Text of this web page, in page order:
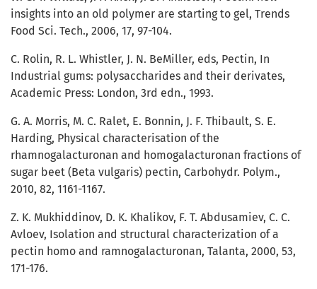
insights into an old polymer are starting to gel, Trends
Food Sci. Tech., 2006, 17, 97-104.
C. Rolin, R. L. Whistler, J. N. BeMiller, eds, Pectin, In
Industrial gums: polysaccharides and their derivates,
Academic Press: London, 3rd edn., 1993.
G. A. Morris, M. C. Ralet, E. Bonnin, J. F. Thibault, S. E.
Harding, Physical characterisation of the
rhamnogalacturonan and homogalacturonan fractions of
sugar beet (Beta vulgaris) pectin, Carbohydr. Polym.,
2010, 82, 1161-1167.
Z. K. Mukhiddinov, D. K. Khalikov, F. T. Abdusamiev, C. C.
Avloev, Isolation and structural characterization of a
pectin homo and ramnogalacturonan, Talanta, 2000, 53,
171-176.